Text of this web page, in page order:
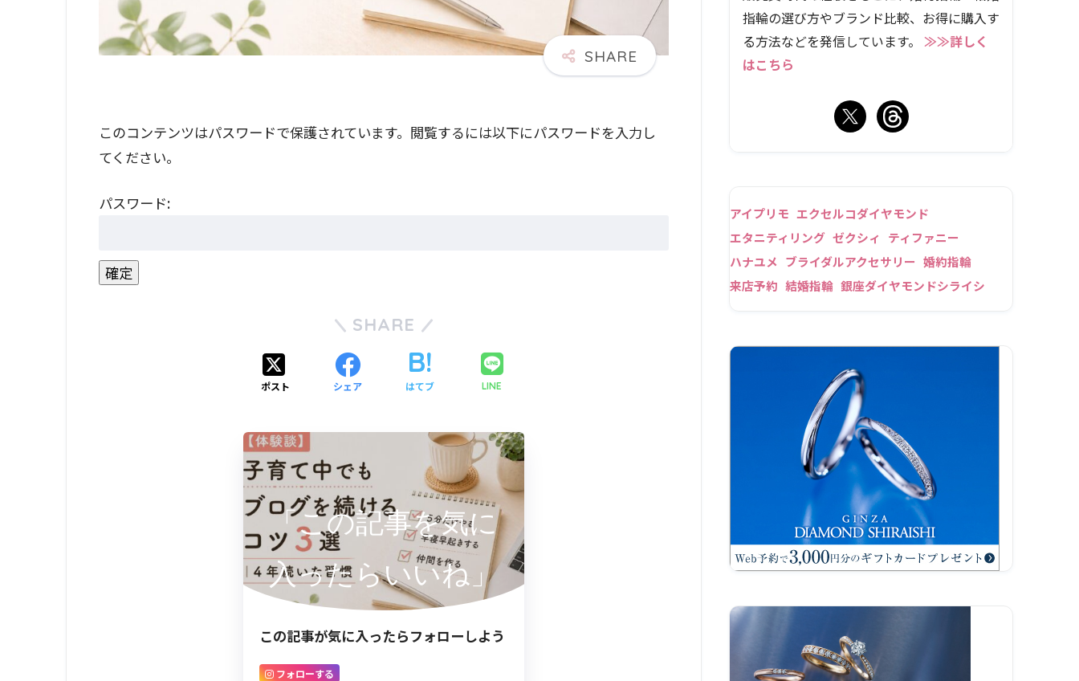
このコンテンツはパスワードで保護されています。閲覧するには以下にパスワードを入力し
てください。
パスワード:
SHARE
ポスト シェア はてブ LINE
「この記事を気に
入ったらいいね」
この記事が気に入ったらフォローしよう
フォローする
指輪の選び方やブランド比較、お得に購入す
る方法などを発信しています。 ≫≫詳しく
はこちら
アイプリモ エクセルコダイヤモンド
エタニティリング ゼクシィ
ティファニー
ハナユメ ブライダルアクセサリー 婚約指輪
来店予約 結婚指輪 銀座ダイヤモンドシライシ